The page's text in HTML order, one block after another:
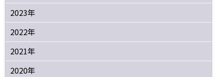
2023年
2022年
2021年
2020年